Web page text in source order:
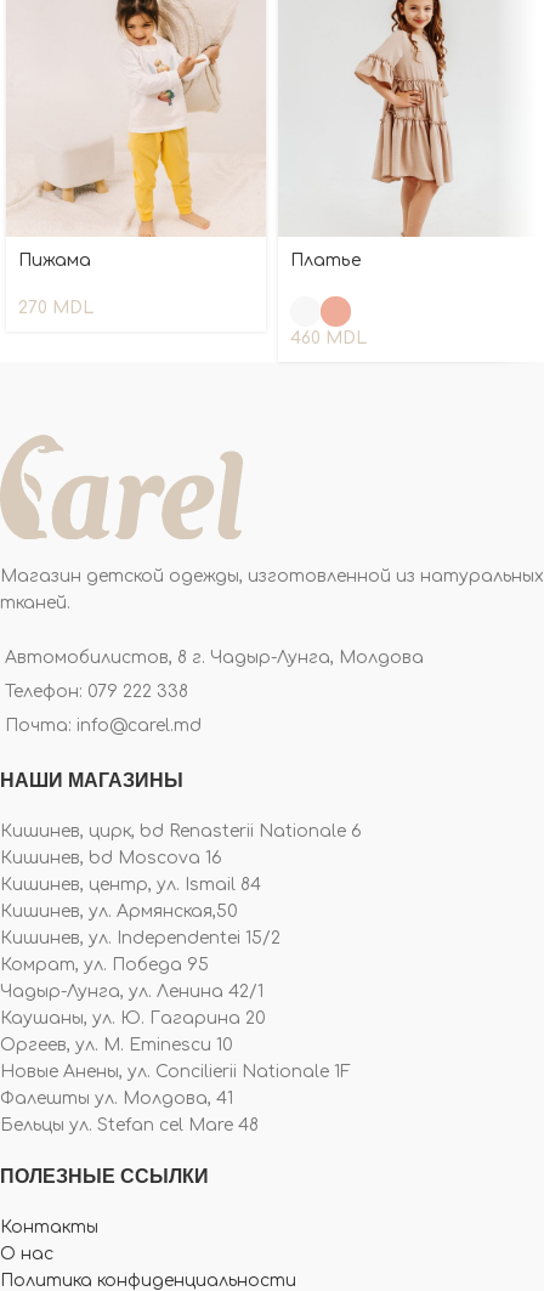
Пижама
270 MDL
Платье
460 MDL
Магазин детской одежды, изготовленной из натуральных
тканей.
Автомобилистов, 8 г. Чадыр-Лунга, Молдова
Телефон: 079 222 338
Почта: info@carel.md
НАШИ МАГАЗИНЫ
Кишинев, цирк, bd Renasterii Nationale 6
Кишинев, bd Moscova 16
Кишинев, центр, ул. Ismail 84
Кишинев, ул. Армянская,50
Кишинев, ул. Independentei 15/2
Комрат, ул. Победа 95
Чадыр-Лунга, ул. Ленина 42/1
Каушаны, ул. Ю. Гагарина 20
Оргеев, ул. M. Eminescu 10
Новые Анены, ул. Concilierii Nationale 1F
Фалешты ул. Молдова, 41
Бельцы ул. Stefan cel Mare 48
ПОЛЕЗНЫЕ ССЫЛКИ
Контакты
О нас
Политика конфиденциальности